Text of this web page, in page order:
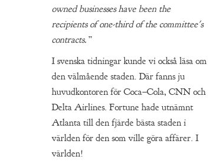
owned businesses have been the
recipients of one-third of the committee's
contracts.”
I svenska tidningar kunde vi också läsa om
den välmående staden. Där fanns ju
huvudkontoren för Coca–Cola, CNN och
Delta Airlines. Fortune hade utnämnt
Atlanta till den fjärde bästa staden i
världen för den som ville göra affärer. I
världen!